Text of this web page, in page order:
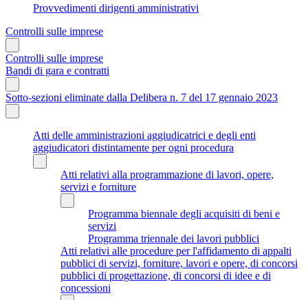
Provvedimenti dirigenti amministrativi
Controlli sulle imprese
Controlli sulle imprese
Bandi di gara e contratti
Sotto-sezioni eliminate dalla Delibera n. 7 del 17 gennaio 2023
Atti delle amministrazioni aggiudicatrici e degli enti
aggiudicatori distintamente per ogni procedura
Atti relativi alla programmazione di lavori, opere,
servizi e forniture
Programma biennale degli acquisiti di beni e
servizi
Programma triennale dei lavori pubblici
Atti relativi alle procedure per l'affidamento di appalti
pubblici di servizi, forniture, lavori e opere, di concorsi
pubblici di progettazione, di concorsi di idee e di
concessioni